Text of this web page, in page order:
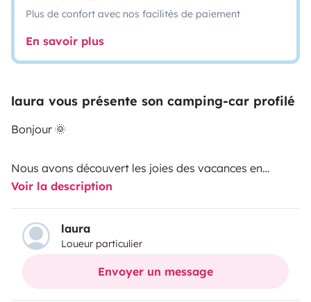
Plus de confort avec nos facilités de paiement
En savoir plus
laura vous présente son camping-car profilé
Bonjour 🌞
Nous avons découvert les joies des vacances en
camping-car en famille… et nous sommes tombés
amoureux de cette façon de voyager !
En attendant nos prochaines aventures, nous serions
ravis que vous puissiez, à votre tour, profiter de ce petit
Voir la description
laura
Loueur particulier
Envoyer un message